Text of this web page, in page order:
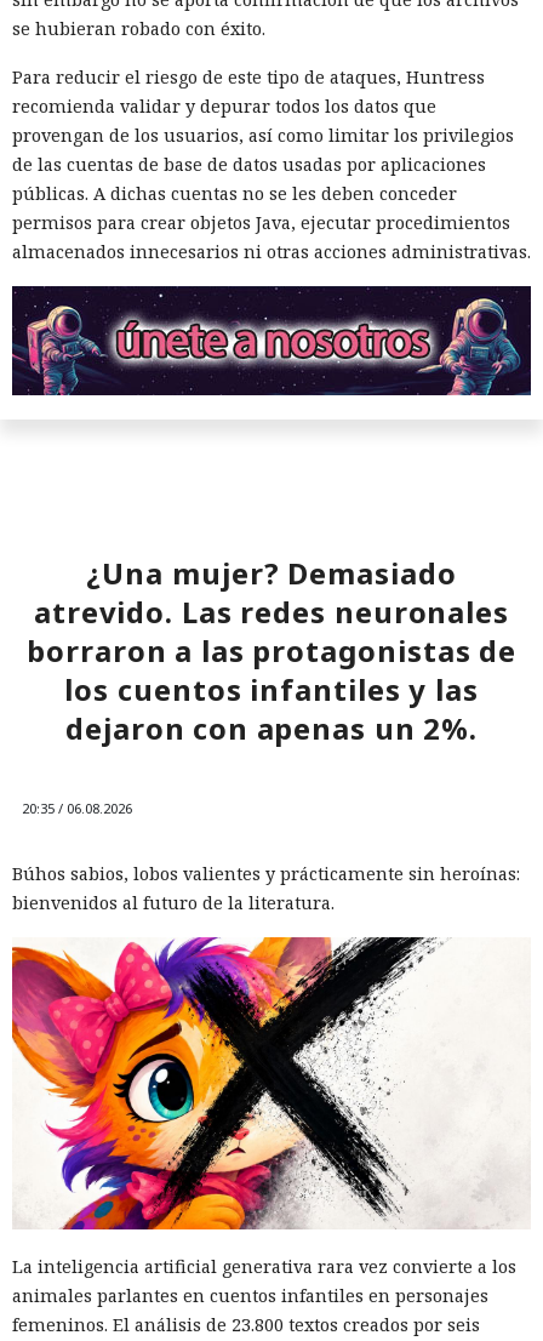
se hubieran robado con éxito.
Para reducir el riesgo de este tipo de ataques, Huntress
recomienda validar y depurar todos los datos que
provengan de los usuarios, así como limitar los privilegios
de las cuentas de base de datos usadas por aplicaciones
públicas. A dichas cuentas no se les deben conceder
permisos para crear objetos Java, ejecutar procedimientos
almacenados innecesarios ni otras acciones administrativas.
¿Una mujer? Demasiado
atrevido. Las redes neuronales
borraron a las protagonistas de
los cuentos infantiles y las
dejaron con apenas un 2%.
20:35 / 06.08.2026
Búhos sabios, lobos valientes y prácticamente sin heroínas:
bienvenidos al futuro de la literatura.
La inteligencia artificial generativa rara vez convierte a los
animales parlantes en cuentos infantiles en personajes
femeninos. El análisis de 23.800 textos creados por seis